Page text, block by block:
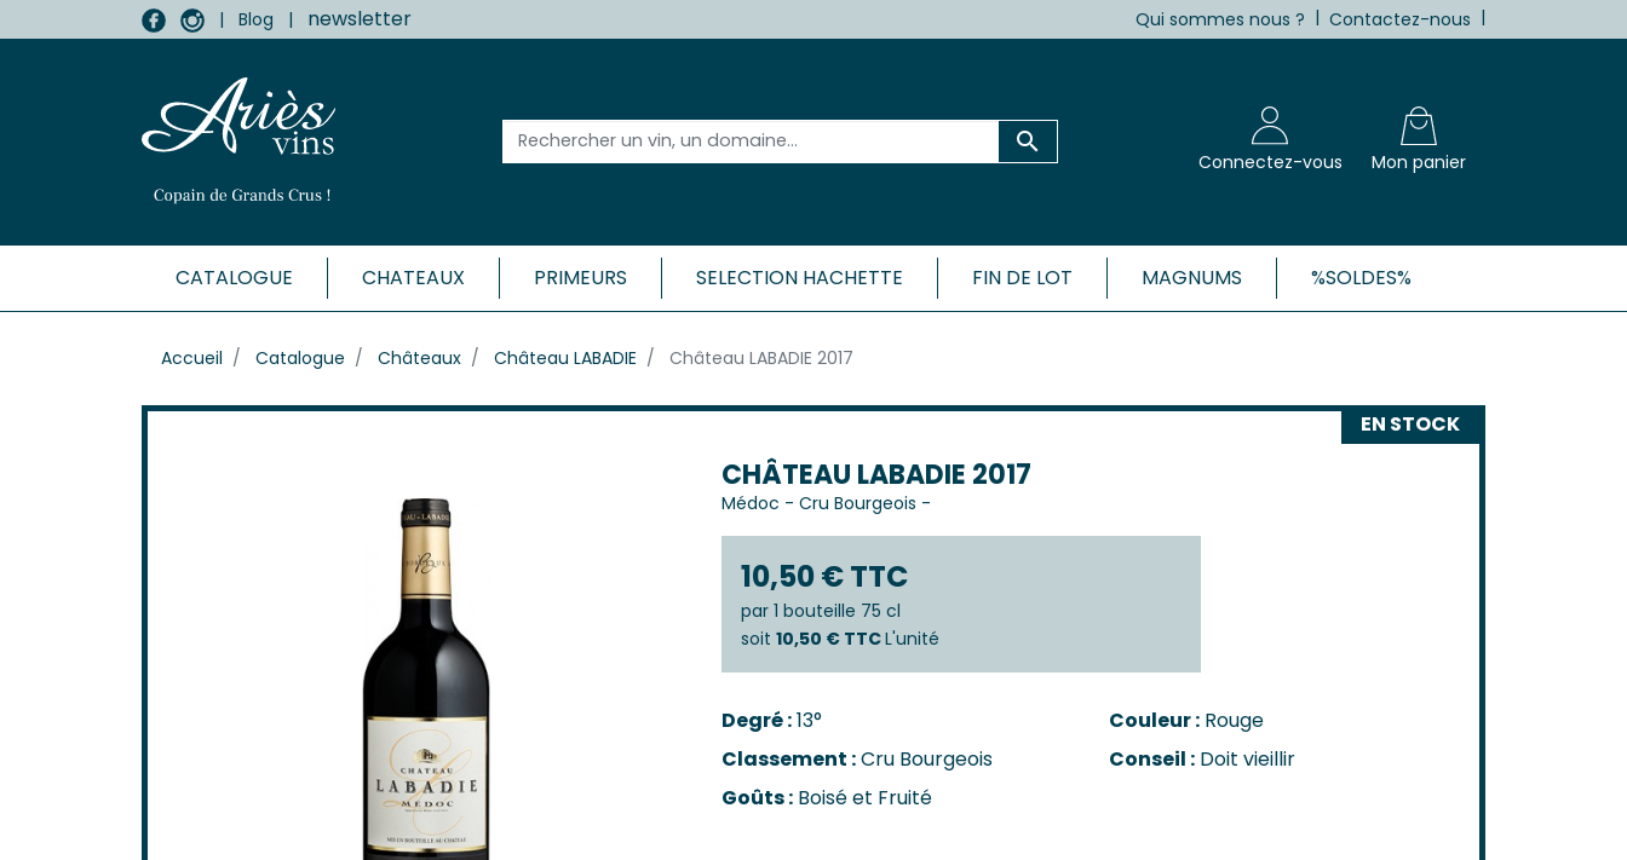
| Blog | newsletter |
Contactez-nous
|
Qui sommes nous ?

Connectez-vous Mon panier
CATALOGUE
MÉDOC ET SA RÉGION
Listrac-Médoc
GRAVES & PESSAC-LÉOGNAN
Graves
SAINT EMILION, POMEROL ET SATELLITES
Bordeaux Blanc
Bordeaux Rosé
Crémant de Bordeaux
Premières-Côtes-De-Bordeaux
SAUTERNAIS
CHATEAUX PRIMEURS SELECTION HACHETTE FIN DE LOT MAGNUMS %SOLDES%
Accueil Catalogue Châteaux Château LABADIE Château LABADIE 2017
EN STOCK
CHÂTEAU LABADIE 2017
Médoc - Cru Bourgeois -
10,50 € TTC
par 1 bouteille 75 cl
soit 10,50 € TTCL'unité
Degré :13° Couleur : Rouge
Classement :Cru Bourgeois Conseil : Doit vieillir
Goûts : Boisé et Fruité